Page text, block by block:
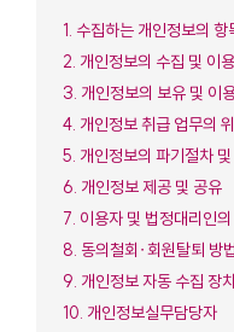
1. 수집하는 개인정보의 항
2. 개인정보의 수집 및 이
3. 개인정보의 보유 및 이
4. 개인정보 취급 업무의
5. 개인정보의 파기절차 및
6. 개인정보 제공 및 공유
7. 이용자 및 법정대리인
8. 동의철회∙회원탈퇴 방법
9. 개인정보 자동 수집 장
10. 개인정보실무담당자